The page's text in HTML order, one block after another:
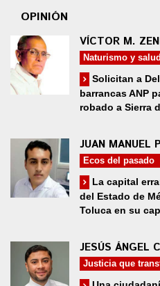
OPINIÓN
VÍCTOR M.
Naturismo y salud
Solicitan a
barrancas ANP
robado a Sierra
JUAN MANUEL
Ecos del pasado
La capital
del Estado de
Toluca en su
JESÚS ÁNGEL
Justicia que